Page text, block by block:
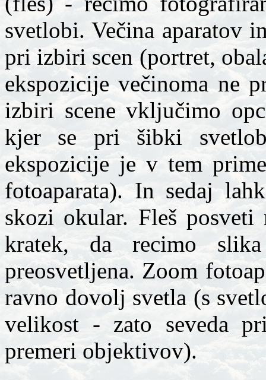
svetlobi. Večina aparatov
pri izbiri scen (portret,
ekspozicije večinoma ne
izbiri scene vključimo
kjer se pri šibki
ekspozicije je v tem
fotoaparata). In sedaj
skozi okular. Fleš
kratek, da recimo
preosvetljena. Zoom
ravno dovolj svetla (s
velikost - zato seveda
premeri objektivov).